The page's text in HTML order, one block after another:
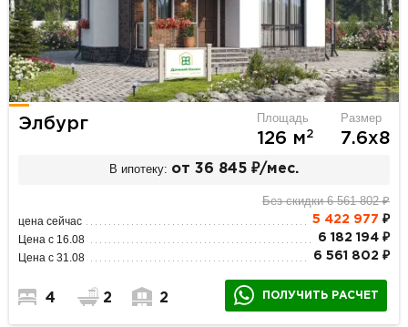
Элбург Площадь
126 м2
Размер
7.6х8
В ипотеку: от 36 845 ₽/мес.
Без скидки 6 561 802 ₽
цена сейчас 5 422 977 ₽
Цена с 16.08 6 182 194 ₽
Цена с 31.08 6 561 802 ₽
4 2 2 ПОЛУЧИТЬ РАСЧЕТ